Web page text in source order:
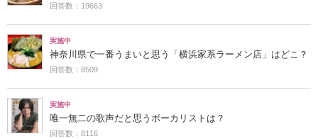
回答数：19663
実施中
神奈川県で一番うまいと思う「横浜家系ラーメン店」はどこ？
回答数：8509
実施中
唯一無二の歌声だと思うボーカリストは？
回答数：8116